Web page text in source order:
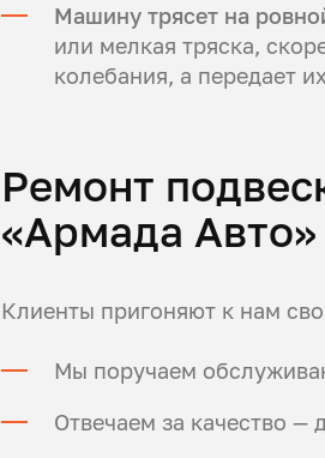
Машину трясет на
или мелкая тряска,
колебания, а передает
Ремонт
«Армада Авто»
Клиенты пригоняют к нам
Мы поручаем
Отвечаем за качество —